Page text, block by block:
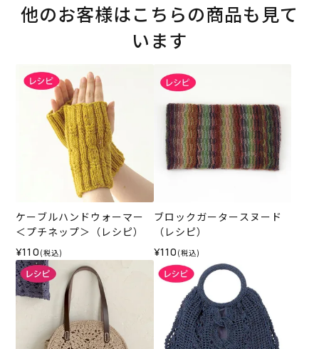
他のお客様はこちらの商品も見て
います
ケーブルハンドウォーマー
＜プチネップ＞（レシピ）
¥110 (税込)
ブロックガータースヌード
（レシピ）
¥110 (税込)